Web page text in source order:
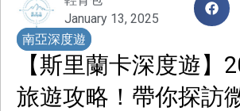
January 13, 2025
南亞深度遊
【斯里蘭卡深度遊】
旅遊攻略！帶你探訪